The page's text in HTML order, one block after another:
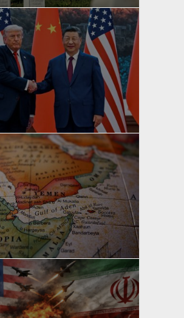
yazan
Bahri Ak
yazan
Bahri Ak